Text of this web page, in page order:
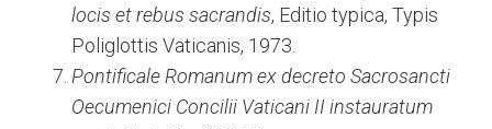
locis et rebus sacrandis, Editio typica, Typis
Poliglottis Vaticanis, 1973.
Pontificale Romanum ex decreto Sacrosancti
Oecumenici Concilii Vaticani II instauratum